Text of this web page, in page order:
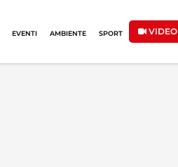
EVENTI AMBIENTE SPORT VIDEO